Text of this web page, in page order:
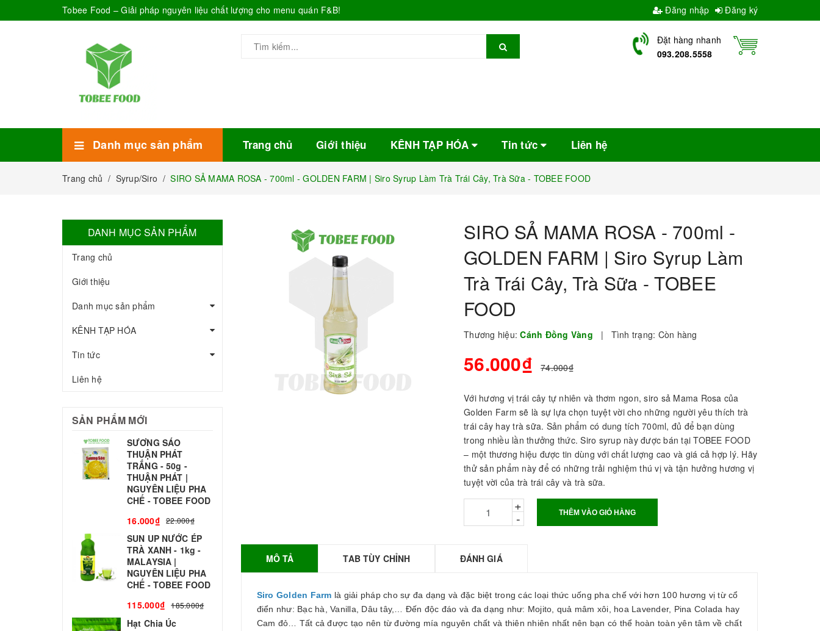
Tobee Food – Giải pháp nguyên liệu chất lượng cho menu quán F&B! Đăng nhập Đăng ký
Đặt hàng nhanh
093.208.5558
Danh mục sản phẩm Trang chủ Giới thiệu KÊNH TẠP HÓA Tin tức Liên hệ
Trang chủ / Syrup/Siro / SIRO SẢ MAMA ROSA - 700ml - GOLDEN FARM | Siro Syrup Làm Trà Trái Cây, Trà Sữa - TOBEE FOOD
SIRO SẢ MAMA ROSA - 700ml -
GOLDEN FARM | Siro Syrup Làm
Trà Trái Cây, Trà Sữa - TOBEE
FOOD
Thương hiệu: Cánh Đồng Vàng | Tình trạng: Còn hàng
56.000₫ 74.000₫
Với hương vị trái cây tự nhiên và thơm ngon, siro sả Mama Rosa của
Golden Farm sẽ là sự lựa chọn tuyệt vời cho những người yêu thích trà
trái cây hay trà sữa. Sản phẩm có dung tích 700ml, đủ để bạn dùng
trong nhiều lần thưởng thức. Siro syrup này được bán tại TOBEE FOOD
– một thương hiệu được tin dùng với chất lượng cao và giá cả hợp lý. Hãy
thử sản phẩm này để có những trải nghiệm thú vị và tận hưởng hương vị
tuyệt vời của trà trái cây và trà sữa.
+
- THÊM VÀO GIỎ HÀNG
MÔ TẢ TAB TÙY CHỈNH ĐÁNH GIÁ
Siro Golden Farm là giải pháp cho sự đa dạng và đặc biệt trong các loại thức uống pha chế với hơn 100 hương vị từ cổ
điển như: Bạc hà, Vanilla, Dâu tây,… Đến độc đáo và đa dạng như: Mojito, quả mâm xôi, hoa Lavender, Pina Colada hay
Cam đỏ… Tất cả được tạo nên từ đường mía nguyên chất và thiên nhiên nhất nên bạn có thể hoàn toàn yên tâm về chất
DANH MỤC SẢN PHẨM
Trang chủ
Giới thiệu
Danh mục sản phẩm
KÊNH TẠP HÓA
Tin tức
Liên hệ
SẢN PHẨM MỚI
SƯƠNG SÁO
THUẬN PHÁT
TRẮNG - 50g -
THUẬN PHÁT |
NGUYÊN LIỆU PHA
CHẾ - TOBEE FOOD
16.000₫ 22.000₫
SUN UP NƯỚC ÉP
TRÀ XANH - 1kg -
MALAYSIA |
NGUYÊN LIỆU PHA
CHẾ - TOBEE FOOD
115.000₫
185.000₫
Hạt Chia Úc
NGUYÊN LIỆU PHA
CHẾ - TOBEE FOOD